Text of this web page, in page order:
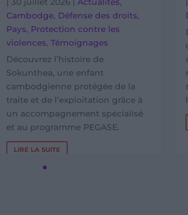
29 juillet 2026 Actualités,
Défense des droits,Pays
Découvrez les principaux facteurs
de risque et les méthodes
utilisées par les trafiquants pour
recruter des enfants, afin de
mieux prévenir la traite des êtres
humains.